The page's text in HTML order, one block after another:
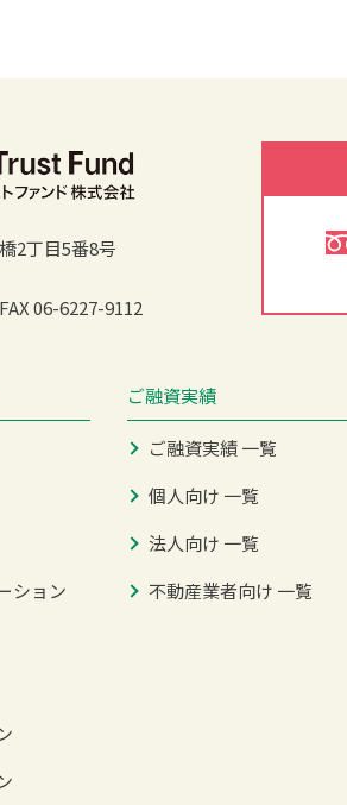
2丁目5番8号
FAX 06-6227-9112
ション
ご融資実績
ご融資実績 一覧
個人向け 一覧
法人向け 一覧
不動産業者向け 一覧